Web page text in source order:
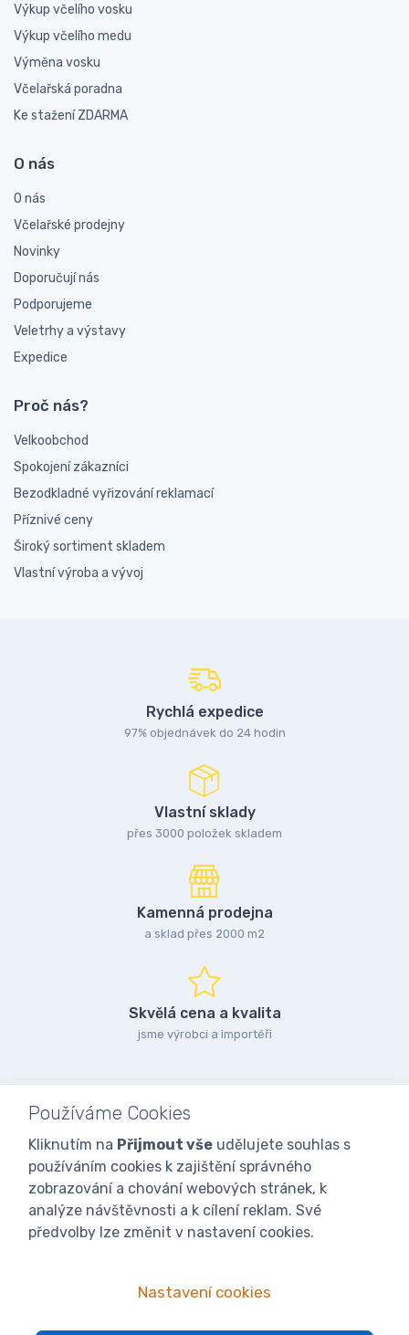
Výkup včelího vosku
Výkup včelího medu
Výměna vosku
Včelařská poradna
Ke stažení ZDARMA
O nás
O nás
Včelařské prodejny
Novinky
Doporučují nás
Podporujeme
Veletrhy a výstavy
Expedice
Proč nás?
Velkoobchod
Spokojení zákazníci
Bezodkladné vyřizování reklamací
Příznivé ceny
Široký sortiment skladem
Vlastní výroba a vývoj
Rychlá expedice
97% objednávek do 24 hodin
Vlastní sklady
přes 3000 položek skladem
Kamenná prodejna
a sklad přes 2000 m2
Skvělá cena a kvalita
jsme výrobci a importéři
Používáme Cookies
Kliknutím na Přijmout vše udělujete souhlas s
používáním cookies k zajištění správného
zobrazování a chování webových stránek, k
analýze návštěvnosti a k cílení reklam. Své
předvolby lze změnit v nastavení cookies.
Nastavení cookies